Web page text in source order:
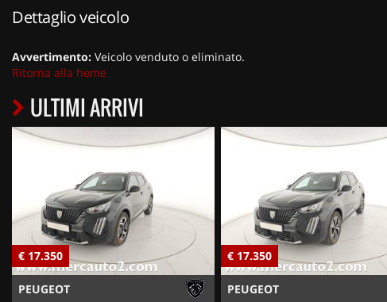
ASSISTENZA
NOLEGGIO AUTO
NOLEGGIO LUNGO TERMINE
NOLEGGIO BREVE TERMINE
CONTATTI
Dettaglio veicolo
Avvertimento: Veicolo venduto o eliminato.
Ritorna alla home
ULTIMI ARRIVI
€ 17.350
PEUGEOT
€ 17.350
PEUGEOT